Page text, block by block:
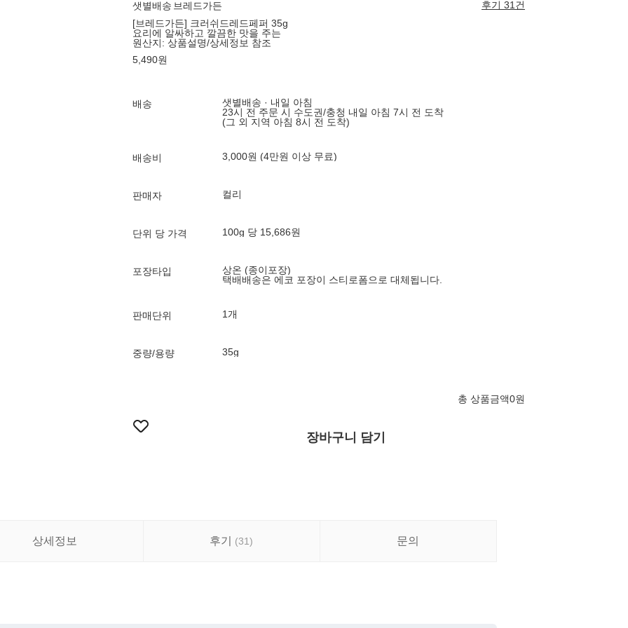
샛별배송 브레드가든
후기 31건
[브레드가든] 크러쉬드레드페퍼 35g
요리에 알싸하고 깔끔한 맛을 주는
원산지: 상품설명/상세정보 참조
5,490원
배송
샛별배송 · 내일 아침
23시 전 주문 시 수도권/충청 내일 아침 7시 전 도착
(그 외 지역 아침 8시 전 도착)
배송비 3,000원 (4만원 이상 무료)
판매자 컬리
단위 당 가격 100g 당 15,686원
포장타입
상온 (종이포장)
택배배송은 에코 포장이 스티로폼으로 대체됩니다.
판매단위 1개
중량/용량 35g
총 상품금액0원
장바구니 담기
상세정보 후기 (31) 문의